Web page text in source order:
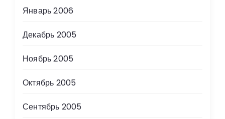
Январь 2006
Декабрь 2005
Ноябрь 2005
Октябрь 2005
Сентябрь 2005